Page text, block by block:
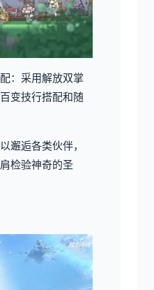
：采用解放双掌
变技行搭配和随
邂逅各类伙伴，
检验神奇的圣